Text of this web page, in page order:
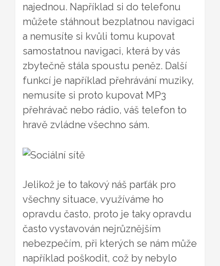
najednou. Například si do telefonu
můžete stáhnout bezplatnou navigaci
a nemusíte si kvůli tomu kupovat
samostatnou navigaci, která by vás
zbytečně stála spoustu peněz. Další
funkcí je například přehrávání muziky,
nemusíte si proto kupovat MP3
přehrávač nebo rádio, váš telefon to
hravě zvládne všechno sám.
Jelikož je to takový náš parťák pro
všechny situace, využíváme ho
opravdu často, proto je taky opravdu
často vystavován nejrůznějším
nebezpečím, při kterých se nám může
například poškodit, což by nebylo